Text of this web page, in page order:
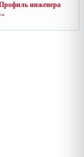
инженера
→